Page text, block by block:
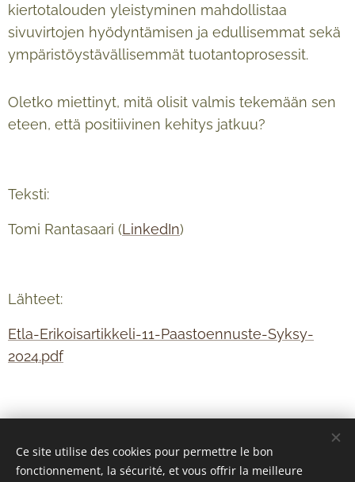
kiertotalouden yleistyminen mahdollistaa
sivuvirtojen hyödyntämisen ja edullisemmat sekä
ympäristöystävällisemmät tuotantoprosessit.
Oletko miettinyt, mitä olisit valmis tekemään sen
eteen, että positiivinen kehitys jatkuu?
Teksti:
Tomi Rantasaari (LinkedIn)
Lähteet:
Etla-Erikoisartikkeli-11-Paastoennuste-Syksy-
2024.pdf
Ce site utilise des cookies pour permettre le bon
fonctionnement, la sécurité, et vous offrir la meilleure